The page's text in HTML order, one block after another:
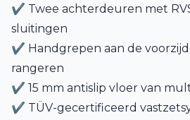
✔ Twee achterdeuren met
sluitingen
✔ Handgrepen aan de
rangeren
✔ 15 mm antislip vloer van
✔ TÜV-gecertificeerd